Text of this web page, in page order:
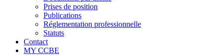
Prises de position
Publications
Réglementation professionnelle
Statuts
Contact
MY CCBE